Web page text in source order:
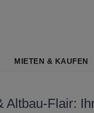
MIETEN & KAUFEN
Altbau-Flair: